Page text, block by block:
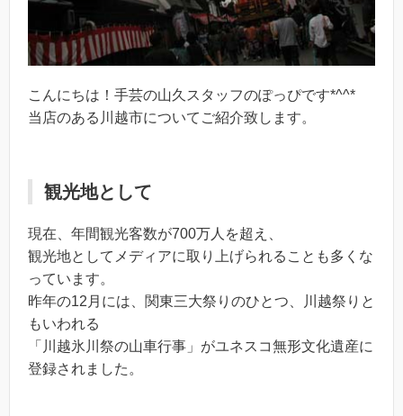
こんにちは！手芸の山久スタッフのぽっぴです*^^*
当店のある川越市についてご紹介致します。
観光地として
現在、年間観光客数が700万人を超え、
観光地としてメディアに取り上げられることも多くな
っています。
昨年の12月には、関東三大祭りのひとつ、川越祭りと
もいわれる
「川越氷川祭の山車行事」がユネスコ無形文化遺産に
登録されました。